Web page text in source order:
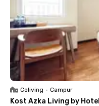
Coliving • Campur
Kost Azka Living by